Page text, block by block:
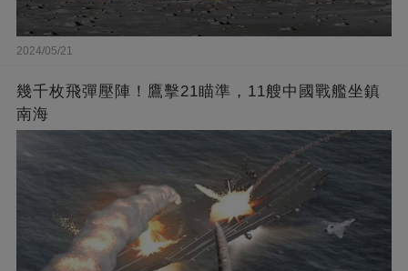
2024/05/21
幾千枚飛彈壓陣！鷹擊21瞄準，11艘中國戰艦坐鎮
南海